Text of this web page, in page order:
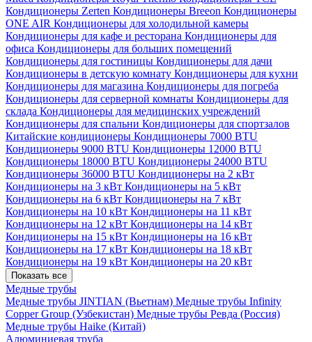
Кондиционеры Zerten Кондиционеры Breeon Кондиционеры
ONE AIR Кондиционеры для холодильной камеры
Кондиционеры для кафе и ресторана Кондиционеры для
офиса Кондиционеры для больших помещений
Кондиционеры для гостиницы Кондиционеры для дачи
Кондиционеры в детскую комнату Кондиционеры для кухни
Кондиционеры для магазина Кондиционеры для погреба
Кондиционеры для серверной комнаты Кондиционеры для
склада Кондиционеры для медицинских учреждений
Кондиционеры для спальни Кондиционеры для спортзалов
Китайские кондиционеры Кондиционеры 7000 BTU
Кондиционеры 9000 BTU Кондиционеры 12000 BTU
Кондиционеры 18000 BTU Кондиционеры 24000 BTU
Кондиционеры 36000 BTU Кондиционеры на 2 кВт
Кондиционеры на 3 кВт Кондиционеры на 5 кВт
Кондиционеры на 6 кВт Кондиционеры на 7 кВт
Кондиционеры на 10 кВт Кондиционеры на 11 кВт
Кондиционеры на 12 кВт Кондиционеры на 14 кВт
Кондиционеры на 15 кВт Кондиционеры на 16 кВт
Кондиционеры на 17 кВт Кондиционеры на 18 кВт
Кондиционеры на 19 кВт Кондиционеры на 20 кВт
Показать все
Медные трубы
Медные трубы JINTIAN (Вьетнам) Медные трубы Infinity
Copper Group (Узбекистан) Медные трубы Ревда (Россия)
Медные трубы Haike (Китай)
Алюминиевая труба